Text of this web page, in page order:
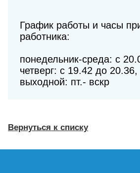
График работы и часы
работника:
понедельник-среда: с
четверг: с 19.42 до 20.36,
выходной: пт.- вскр
Вернуться к списку